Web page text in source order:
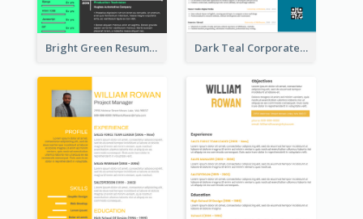
Bright Green Resume Dark Teal Corporate Resume